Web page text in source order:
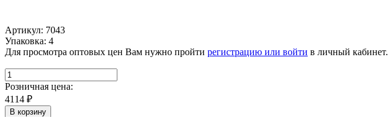
Артикул: 7043
Упаковка: 4
Для просмотра оптовых цен Вам нужно пройти регистрацию или войти в личный кабинет.
Розничная цена:
4114 ₽
В корзину